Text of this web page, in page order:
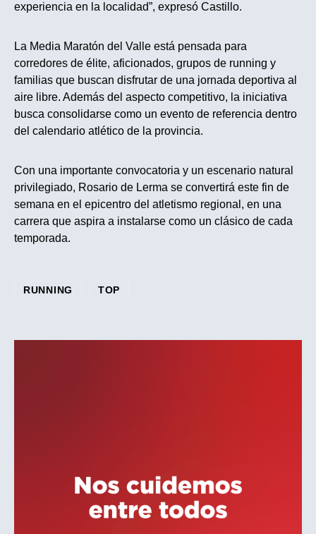
experiencia en la localidad”, expresó Castillo.
La Media Maratón del Valle está pensada para
corredores de élite, aficionados, grupos de running y
familias que buscan disfrutar de una jornada deportiva al
aire libre. Además del aspecto competitivo, la iniciativa
busca consolidarse como un evento de referencia dentro
del calendario atlético de la provincia.
Con una importante convocatoria y un escenario natural
privilegiado, Rosario de Lerma se convertirá este fin de
semana en el epicentro del atletismo regional, en una
carrera que aspira a instalarse como un clásico de cada
temporada.
RUNNING TOP